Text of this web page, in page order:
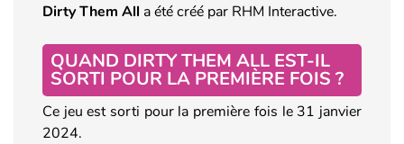
Dirty Them All a été créé par RHM Interactive.
QUAND DIRTY THEM ALL EST-IL
SORTI POUR LA PREMIÈRE FOIS ?
Ce jeu est sorti pour la première fois le 31 janvier
2024.